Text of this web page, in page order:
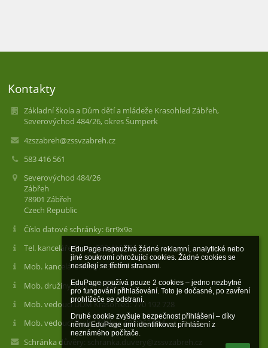
EduPage nepoužívá žádné reklamní, analytické nebo
jiné soukromí ohrožující cookies. Žádné cookies se
nesdílejí se třetími stranami.
EduPage používá pouze 2 cookies – jedno nezbytné
pro fungování přihlašování. Toto je dočasné, po zavření
prohlížeče se odstraní.
Druhé cookie zvyšuje bezpečnost přihlášení – díky
němu EduPage umí identifikovat přihlášení z
neznámého počítače.
Kontakty
Základní škola a Dům dětí a mládeže Krasohled Zábřeh,
Severovýchod 484/26, okres Šumperk
4zszabreh@zssvzabreh.cz
583 416 561
Severovýchod 484/26
Zábřeh
78901 Zábřeh
Czech Republic
Číslo datové schránky: 6rr9x9e
Tel. kanceláře školy: 583 416 561
Mob. kanceláře školy: 736 157 613
Mob. družiny: 604 977 566
Mob. vedoucí DDM Krasohled: 770 192 728
Mob. vedoucí školní jídelny: 608 863 504
Schránka důvěry: schranka.duvery@zssvzabreh.cz